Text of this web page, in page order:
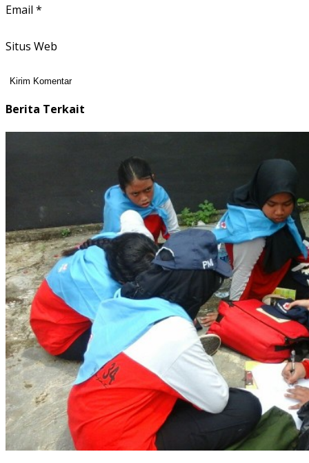
Email *
Situs Web
Berita Terkait